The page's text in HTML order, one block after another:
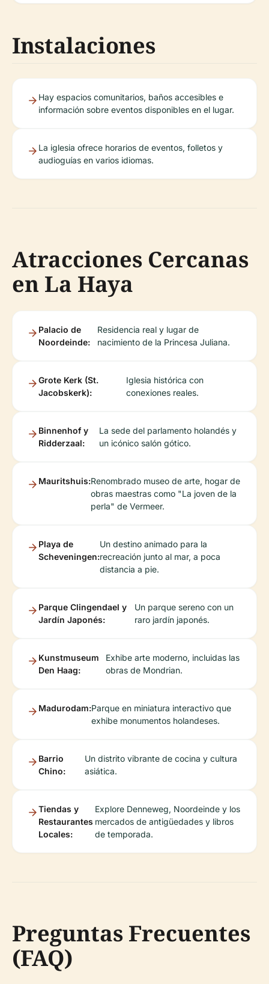
Instalaciones
Hay espacios comunitarios, baños accesibles e
información sobre eventos disponibles en el lugar.
La iglesia ofrece horarios de eventos, folletos y
audioguías en varios idiomas.
Atracciones Cercanas
en La Haya
Palacio de
Noordeinde:
Residencia real y lugar de
nacimiento de la Princesa Juliana.
Grote Kerk (St.
Jacobskerk):
Iglesia histórica con
conexiones reales.
Binnenhof y
Ridderzaal:
La sede del parlamento holandés y
un icónico salón gótico.
Mauritshuis:Renombrado museo de arte, hogar de
obras maestras como "La joven de la
perla" de Vermeer.
Playa de
Scheveningen:
Un destino animado para la
recreación junto al mar, a poca
distancia a pie.
Parque Clingendael y
Jardín Japonés:
Un parque sereno con un
raro jardín japonés.
Kunstmuseum
Den Haag:
Exhibe arte moderno, incluidas las
obras de Mondrian.
Madurodam:Parque en miniatura interactivo que
exhibe monumentos holandeses.
Barrio
Chino:
Un distrito vibrante de cocina y cultura
asiática.
Tiendas y
Restaurantes
Locales:
Explore Denneweg, Noordeinde y los
mercados de antigüedades y libros
de temporada.
Preguntas Frecuentes
(FAQ)